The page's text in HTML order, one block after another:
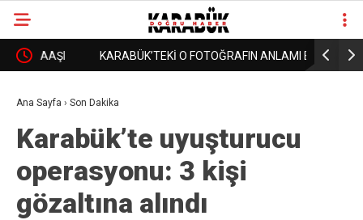
KARABÜK’TEKİ O FOTOĞRAFIN ANLAMI BUGÜN 15
Ana Sayfa › Son Dakika
Karabük’te uyuşturucu
operasyonu: 3 kişi
gözaltına alındı